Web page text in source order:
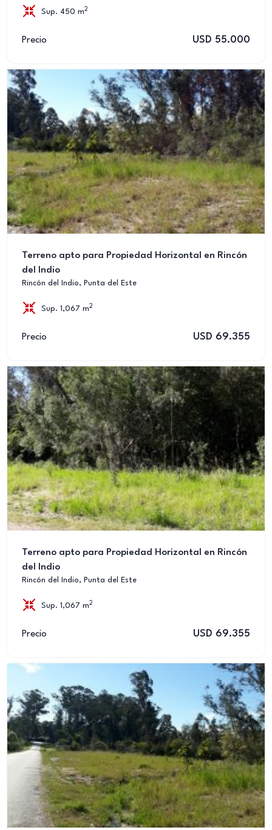
Sup. 450 m 2
Precio USD 55.000
Terreno apto para Propiedad Horizontal en Rincón
del Indio
Rincón del Indio, Punta del Este
Sup. 1,067 m 2
Precio USD 69.355
Terreno apto para Propiedad Horizontal en Rincón
del Indio
Rincón del Indio, Punta del Este
Sup. 1,067 m 2
Precio USD 69.355